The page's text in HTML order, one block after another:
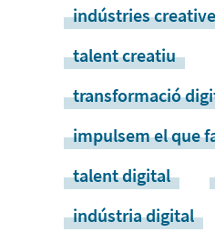
indústries
talent creatiu
transformació
impulsem el que
talent digital
indústria digital